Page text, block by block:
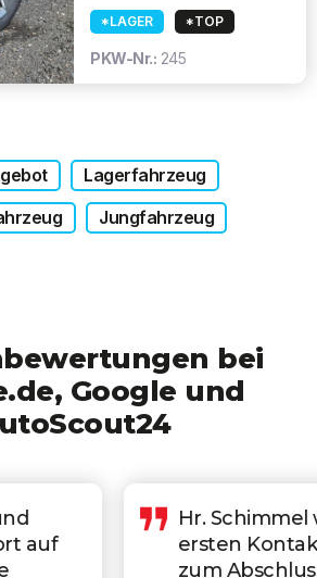
*LAGER *TOP
PKW-Nr.: 245
Lagerfahrzeug
Jungfahrzeug
bei
Google und
war von der
bis
ein absolut